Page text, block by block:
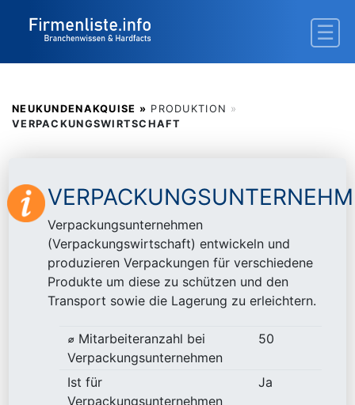
NEUKUNDENAKQUISE » PRODUKTION »
VERPACKUNGSWIRTSCHAFT
Verpackungsunternehmen
(Verpackungswirtschaft) entwickeln und
produzieren Verpackungen für verschiedene
Produkte um diese zu schützen und den
Transport sowie die Lagerung zu erleichtern.
⌀ Mitarbeiteranzahl bei
Verpackungsunternehmen
50
Ist für
Verpackungsunternehmen
Ja